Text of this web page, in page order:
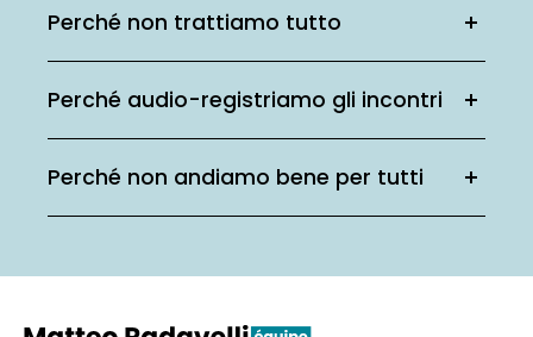
Perché non trattiamo tutto
Perché audio-registriamo gli incontri
Perché non andiamo bene per tutti